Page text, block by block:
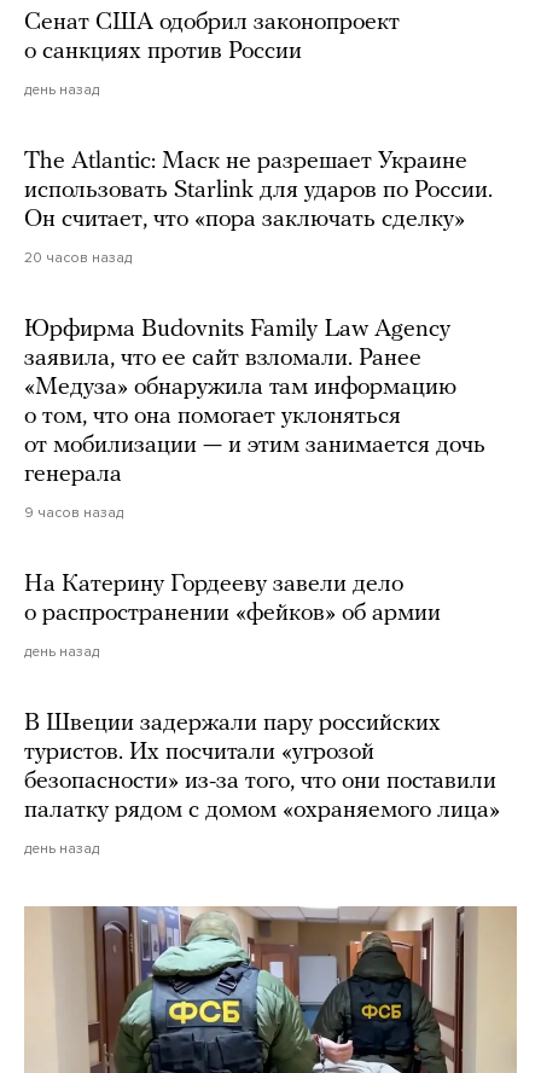
Сенат США одобрил законопроект
о санкциях против России
день назад
The Atlantic: Маск не разрешает Украине
использовать Starlink для ударов по России.
Он считает, что «пора заключать сделку»
20 часов назад
Юрфирма Budovnits Family Law Agency
заявила, что ее сайт взломали. Ранее
«Медуза» обнаружила там информацию
о том, что она помогает уклоняться
от мобилизации — и этим занимается дочь
генерала
9 часов назад
На Катерину Гордееву завели дело
о распространении «фейков» об армии
день назад
В Швеции задержали пару российских
туристов. Их посчитали «угрозой
безопасности» из-за того, что они поставили
палатку рядом с домом «охраняемого лица»
день назад